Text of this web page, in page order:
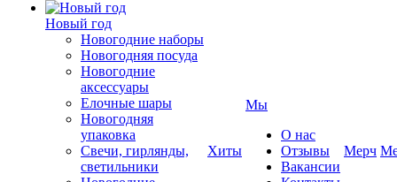
Новый год
Новогодние наборы
Новогодняя посуда
Новогодние
аксессуары
Елочные шары
Новогодняя
упаковка
Свечи, гирлянды,
светильники
Хиты
Мы
О нас
Отзывы
Вакансии
Мерч